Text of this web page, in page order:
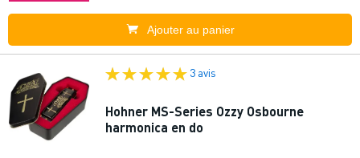
Ajouter au panier
3 avis
Hohner MS-Series Ozzy Osbourne
harmonica en do